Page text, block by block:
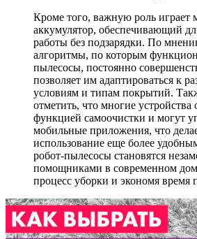
Кроме того, важную роль
аккумулятор, обеспечивающий
работы без подзарядки. По
алгоритмы, по которым
пылесосы, постоянно
позволяет им адаптироваться к
условиям и типам покрытий.
отметить, что многие
функцией самоочистки и могут
мобильные приложения, что
использование еще более
робот-пылесосы становятся
помощниками в современном
процесс уборки и экономя время